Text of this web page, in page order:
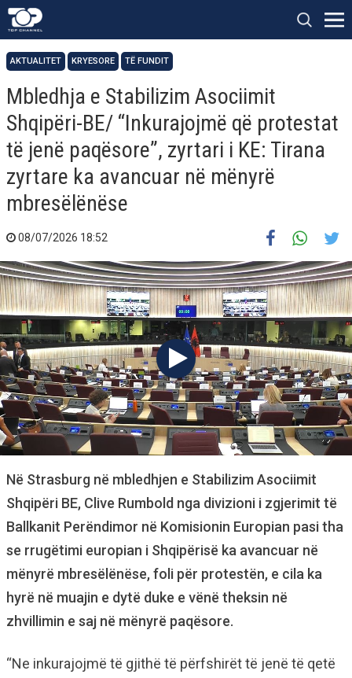
AKTUALITET KRYESORE TË FUNDIT
Mbledhja e Stabilizim Asociimit
Shqipëri-BE/ “Inkurajojmë që protestat
të jenë paqësore”, zyrtari i KE: Tirana
zyrtare ka avancuar në mënyrë
mbresëlënëse
08/07/2026 18:52
Në Strasburg në mbledhjen e Stabilizim Asociimit
Shqipëri BE, Clive Rumbold nga divizioni i zgjerimit të
Ballkanit Perëndimor në Komisionin Europian pasi tha
se rrugëtimi europian i Shqipërisë ka avancuar në
mënyrë mbresëlënëse, foli për protestën, e cila ka
hyrë në muajin e dytë duke e vënë theksin në
zhvillimin e saj në mënyrë paqësore.
“Ne inkurajojmë të gjithë të përfshirët të jenë të qetë